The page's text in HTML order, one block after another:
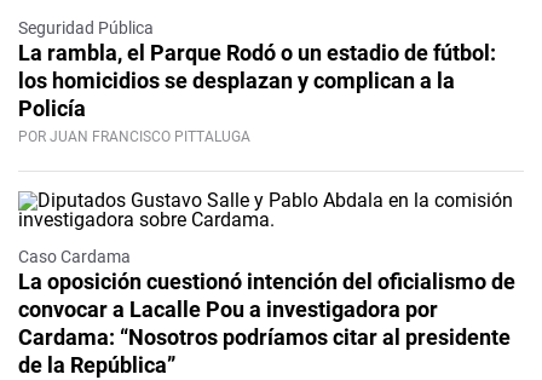
Seguridad Pública
La rambla, el Parque Rodó o un estadio de fútbol:
los homicidios se desplazan y complican a la
Policía
POR JUAN FRANCISCO PITTALUGA
Caso Cardama
La oposición cuestionó intención del oficialismo de
convocar a Lacalle Pou a investigadora por
Cardama: “Nosotros podríamos citar al presidente
de la República”